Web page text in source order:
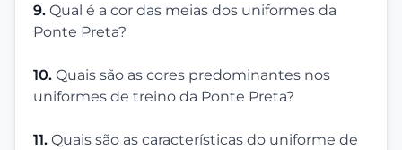
9. Qual é a cor das meias dos uniformes da
Ponte Preta?
10. Quais são as cores predominantes nos
uniformes de treino da Ponte Preta?
11. Quais são as características do uniforme de